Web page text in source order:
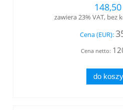
148,50
zawiera 23% VAT, bez
Cena (EUR):
Cena netto:
do